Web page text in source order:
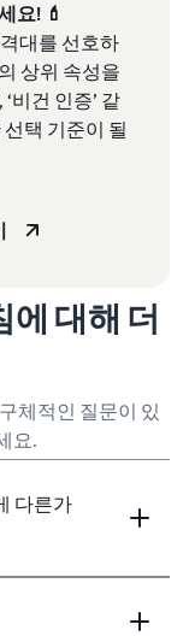
요! 💄
대를 선호하
상위 속성을
비건 인증’ 같
택 기준이 될
대해 더
체적인 질문이 있
요.
다른가